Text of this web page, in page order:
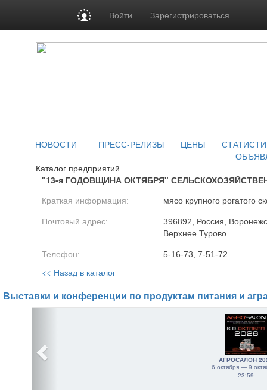
Войти Зарегистрироваться
НОВОСТИ ПРЕСС-РЕЛИЗЫ ЦЕНЫ
Каталог предприятий
"13-я ГОДОВЩИНА ОКТЯБРЯ"
Краткая информация: мясо крупного рогатого
Почтовый адрес:
396892, Россия,
Верхнее Турово
Телефон: 5-16-73, 7-51-72
<< Назад в каталог
Выставки и конференции по продуктам питания и
АГРОСАЛОН
6 октября — 9
23:59